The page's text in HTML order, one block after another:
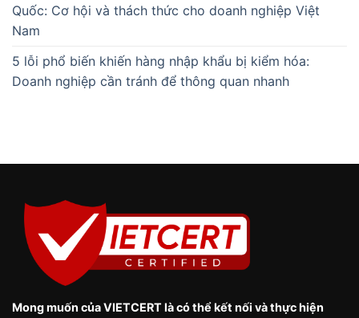
Quốc: Cơ hội và thách thức cho doanh nghiệp Việt
Nam
5 lỗi phổ biến khiến hàng nhập khẩu bị kiểm hóa:
Doanh nghiệp cần tránh để thông quan nhanh
Mong muốn của VIETCERT là có thể kết nối và thực hiện